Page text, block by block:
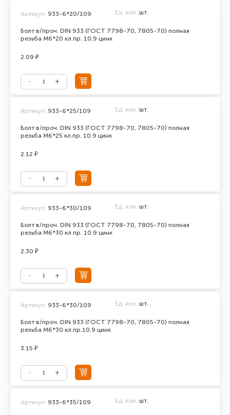
Болт в/проч. DIN 933 (ГОСТ 7798-70, 7805-70) полная
резьба М6*20 кл.пр. 10.9 цинк
Артикул: 933-6*20/109 Ед. изм. шт.
2.09 ₽
Болт в/проч. DIN 933 (ГОСТ 7798-70, 7805-70) полная
резьба М6*25 кл.пр. 10.9 цинк
Артикул: 933-6*25/109 Ед. изм. шт.
2.12 ₽
Болт в/проч. DIN 933 (ГОСТ 7798-70, 7805-70) полная
резьба М6*30 кл.пр. 10.9 цинк
Артикул: 933-6*30/109 Ед. изм. шт.
2.30 ₽
Болт в/проч. DIN 933 (ГОСТ 7798-70, 7805-70) полная
резьба М6*30 кл.пр.10.9 цинк
Артикул: 933-6*30/109 Ед. изм. шт.
3.15 ₽
Артикул: 933-6*35/109 Ед. изм. шт.